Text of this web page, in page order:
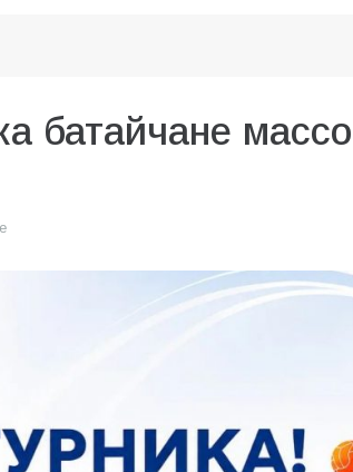
батайчане